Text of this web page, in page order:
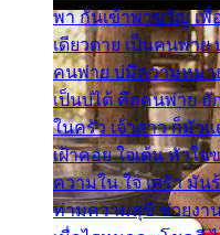
พา กันเข้าพาขวัญ เพื่
เดียวดาย เป็นคนพ่าย
คนพ่าย บ่มีความหมาย
เป็นบ่ได้ คือคนพ่าย ฮั
ในครัว เจ้าสาว ก็มัวแ
เฝ้าคอย ใจเต้น หัวใจ
ความใน ใจ เศร้า มั
ท่ามความสุขี ช่วยงา